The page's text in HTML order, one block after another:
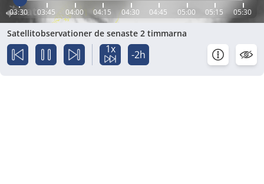
03:30 03:45 04:00 04:15 04:30 04:45 05:00 05:15 05:30
Satellitobservationer de senaste 2 timmarna
1x -2h